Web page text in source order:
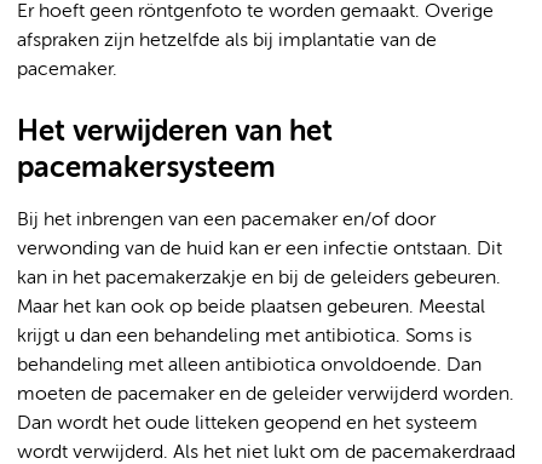
Er hoeft geen röntgenfoto te worden gemaakt. Overige
afspraken zijn hetzelfde als bij implantatie van de
pacemaker.
Het verwijderen van het
pacemakersysteem
Bij het inbrengen van een pacemaker en/of door
verwonding van de huid kan er een infectie ontstaan. Dit
kan in het pacemakerzakje en bij de geleiders gebeuren.
Maar het kan ook op beide plaatsen gebeuren. Meestal
krijgt u dan een behandeling met antibiotica. Soms is
behandeling met alleen antibiotica onvoldoende. Dan
moeten de pacemaker en de geleider verwijderd worden.
Dan wordt het oude litteken geopend en het systeem
wordt verwijderd. Als het niet lukt om de pacemakerdraad